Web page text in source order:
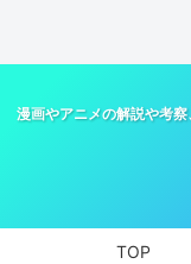
漫画やアニメの解説や考
TOP